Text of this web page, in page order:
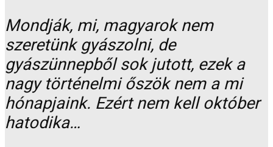
Mondják, mi, magyarok nem
szeretünk gyászolni, de
gyászünnepből sok jutott, ezek a
nagy történelmi őszök nem a mi
hónapjaink. Ezért nem kell október
hatodika…